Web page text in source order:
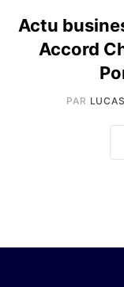
Actu
Accord
PAR